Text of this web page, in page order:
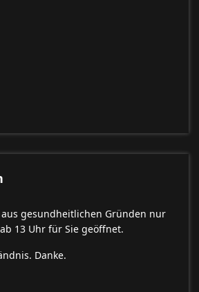
gesundheitlichen Gründen nur
13 Uhr für Sie geöffnet.
Danke.